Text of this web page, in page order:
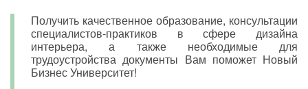
Получить качественное образование, консультации
специалистов-практиков в сфере дизайна
интерьера, а также необходимые для
трудоустройства документы Вам поможет Новый
Бизнес Университет!